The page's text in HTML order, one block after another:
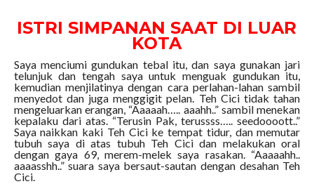
ISTRI SIMPANAN SAAT DI LUAR
KOTA
Saya menciumi gundukan tebal itu, dan saya gunakan jari
telunjuk dan tengah saya untuk menguak gundukan itu,
kemudian menjilatinya dengan cara perlahan-lahan sambil
menyedot dan juga menggigit pelan. Teh Cici tidak tahan
mengeluarkan erangan, “Aaaaah….. aaahh..” sambil menekan
kepalaku dari atas. “Terusin Pak, terussss….. seedoooott..”
Saya naikkan kaki Teh Cici ke tempat tidur, dan memutar
tubuh saya di atas tubuh Teh Cici dan melakukan oral
dengan gaya 69, merem-melek saya rasakan. “Aaaaahh..
aaaasshh..” suara saya bersaut-sautan dengan desahan Teh
Cici.